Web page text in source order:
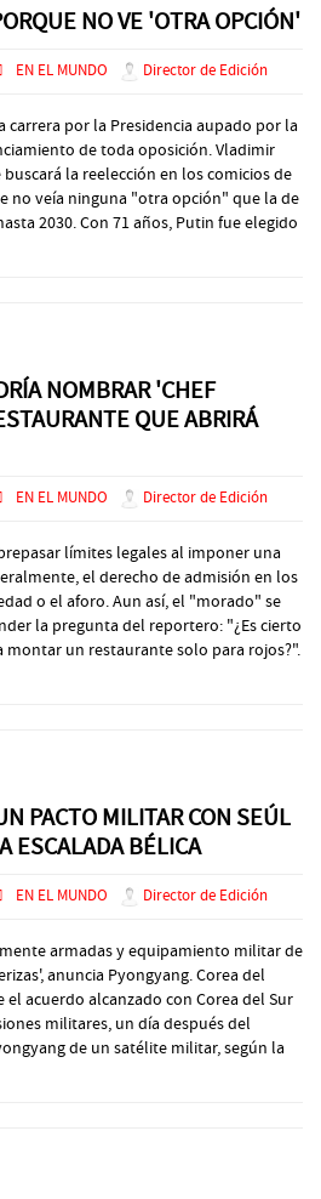
NO VE 'OTRA OPCIÓN'
EN EL MUNDO Director de Edición
carrera por la Presidencia aupado por la
de toda oposición. Vladimir
la reelección en los comicios de
no veía ninguna "otra opción" que la de
2030. Con 71 años, Putin fue elegido
NOMBRAR 'CHEF
QUE ABRIRÁ
EN EL MUNDO Director de Edición
límites legales al imponer una
el derecho de admisión en los
o el aforo. Aun así, el "morado" se
la pregunta del reportero: "¿Es cierto
montar un restaurante solo para rojos?".
PACTO MILITAR CON SEÚL
ESCALADA BÉLICA
EN EL MUNDO Director de Edición
armadas y equipamiento militar de
anuncia Pyongyang. Corea del
acuerdo alcanzado con Corea del Sur
militares, un día después del
de un satélite militar, según la